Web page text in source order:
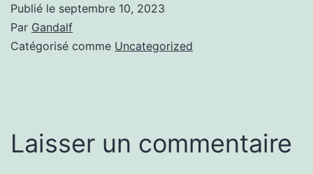
Publié le septembre 10, 2023
Par Gandalf
Catégorisé comme Uncategorized
Laisser un commentaire